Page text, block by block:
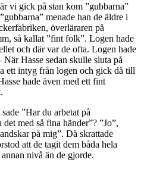
vi gick på stan kom ”gubbarna”
menade han de äldre i
överläraren på
så kallat ”fint folk”. Logen hade
och där var de ofta. Logen hade
Hasse sedan skulle sluta på
ett intyg från logen och gick då till
hade även med ett fint
”Har du arbetat på
med så fina händer”? ”Jo”,
på mig”. Då skrattade
att de tagit dem båda hela
nivå än de gjorde.